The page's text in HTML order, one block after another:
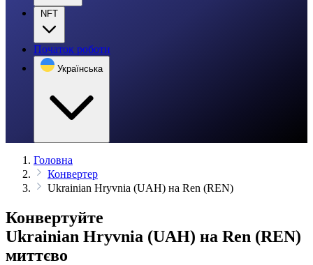
NFT
Початок роботи
Українська
Головна
Конвертер
Ukrainian Hryvnia (UAH) на Ren (REN)
Конвертуйте
Ukrainian Hryvnia (UAH) на Ren (REN)
миттєво